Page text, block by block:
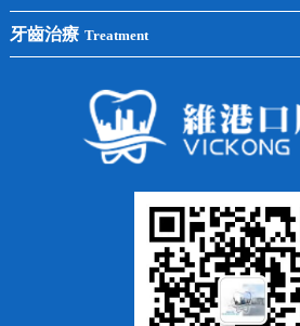
半口種植
全口種植
黃黑牙
四環素牙
常見問題
兒童矯正
牙列不齊
全瓷牙
牙齒治療 Treatment